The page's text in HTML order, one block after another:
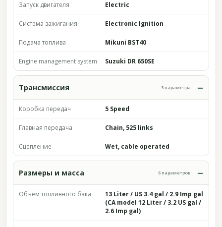
Запуск двигателя Electric
Система зажигания Electronic Ignition
Подача топлива Mikuni BST40
Engine management system Suzuki DR 650SE
Трансмиссия 3 параметра
Коробка передач 5 Speed
Главная передача Chain, 525 links
Сцепление Wet, cable operated
Размеры и масса 6 параметров
Объём топливного бака
13 Liter / US 3.4 gal / 2.9 Imp gal
(CA model 12 Liter / 3.2 US gal /
2.6 Imp gal)